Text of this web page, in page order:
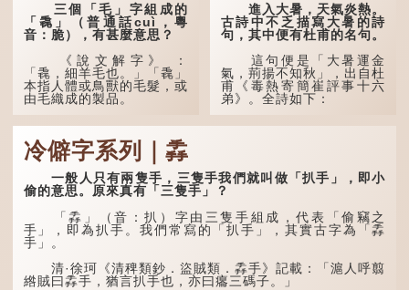
三個「毛」字組成的
「毳」（普通話cuì，粵
音：脆），有甚麼意思？
《說文解字》 ：
「毳，細羊毛也。」「毳」
本指人體或鳥獸的毛髮，或
由毛織成的製品。
人體表面，例如手臂等
部位生長的細毛，也叫
「毳」，又叫「寒毛」、
「汗毛」。
醫學上，「毳毛」是一
個專有名詞。它指人類在兒
童時期長出的一種細小、不
易注意到卻又幾乎遍布全身
的毛髮。毳毛的密度因人而
異，其長度則通常不會...
進入大暑，天氣炎熱。
古詩中不乏描寫大暑的詩
句，其中便有杜甫的名句。
這句便是「大暑運金
氣，荊揚不知秋」，出自杜
甫《毒熱寄簡崔評事十六
弟》。全詩如下：
大暑運金氣，荊揚不知
舟。
季，代表涼爽肅殺之氣。
「運」是「運行」，生動地
描寫大暑的酷熱阻礙金氣流
手法描寫炎熱阻滯了季節更
替。
冷僻字系列｜掱
一般人只有兩隻手，三隻手我們就叫做「扒手」，即小
偷的意思。原來真有「三隻手」？
「掱」（音：扒）字由三隻手組成，代表「偷竊之
手」，即為扒手。我們常寫的「扒手」，其實古字為「掱
手」。
清·徐珂《清稗類鈔．盜賊類．掱手》記載：「滬人呼翦
綹賊曰掱手，猶言扒手也，亦曰癟三碼子。」